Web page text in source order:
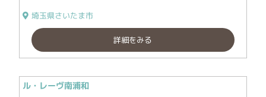
埼玉県さいたま市
詳細をみる
ル・レーヴ南浦和